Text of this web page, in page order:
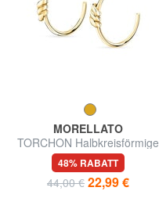
MORELLATO
TORCHON Halbkreisförmige
Ohrringe
48% RABATT
44,00 € 22,99 €